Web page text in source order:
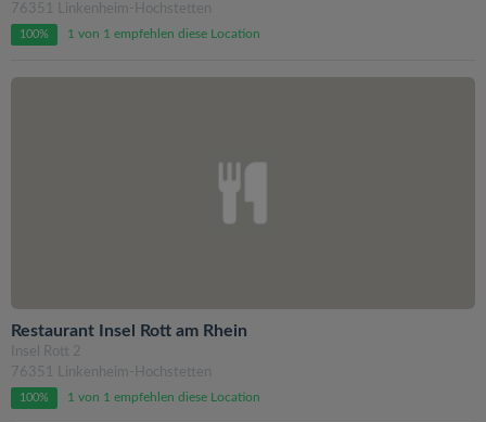
76351 Linkenheim-Hochstetten
100% 1 von 1 empfehlen diese Location
Restaurant Insel Rott am Rhein
Insel Rott 2
76351 Linkenheim-Hochstetten
100% 1 von 1 empfehlen diese Location